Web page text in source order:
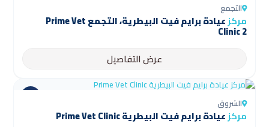
التجمع
مركز عيادة برايم فيت البيطرية، التجمع Prime Vet
Clinic 2
عرض التفاصيل
الشروق
مركزعيادة برايم فيت البيطرية Prime Vet Clinic